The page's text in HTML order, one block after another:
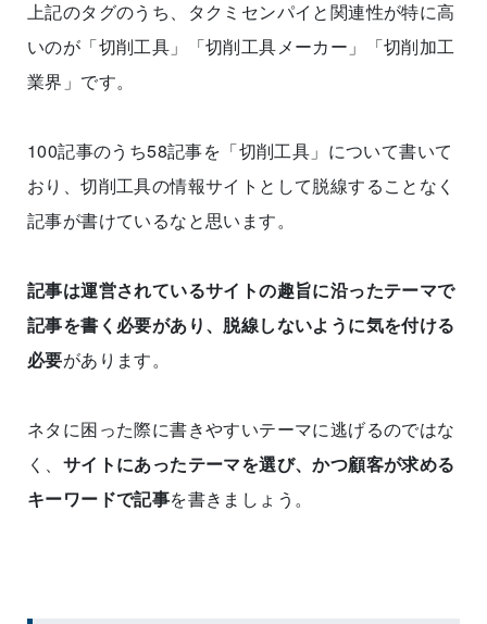
上記のタグのうち、タクミセンパイと関連性が特に高
いのが「切削工具」「切削工具メーカー」「切削加工
業界」です。
100記事のうち58記事を「切削工具」について書いて
おり、切削工具の情報サイトとして脱線することなく
記事が書けているなと思います。
記事は運営されているサイトの趣旨に沿ったテーマで
記事を書く必要があり、脱線しないように気を付ける
必要があります。
ネタに困った際に書きやすいテーマに逃げるのではな
く、 サイトにあったテーマを選び、かつ顧客が求める
キーワードで記事を書きましょう。